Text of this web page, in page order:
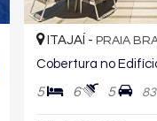
ITAJAÍ - PRAIA
5 6 5